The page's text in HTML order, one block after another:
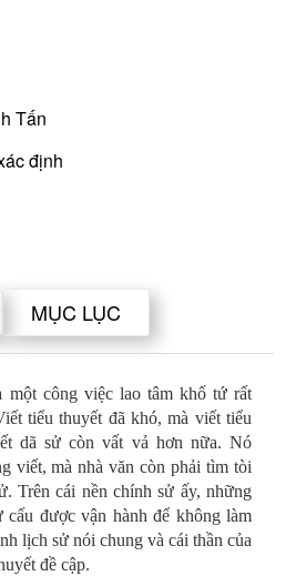
Tấn
định
MỤC LỤC
công việc lao tâm khổ tứ rất
tiểu thuyết đã khó, mà viết tiểu
dã sử còn vất vả hơn nữa. Nó
viết, mà nhà văn còn phải tìm tòi
Trên cái nền chính sử ấy, những
cấu được vận hành để không làm
lịch sử nói chung và cái thần của
đề cập.